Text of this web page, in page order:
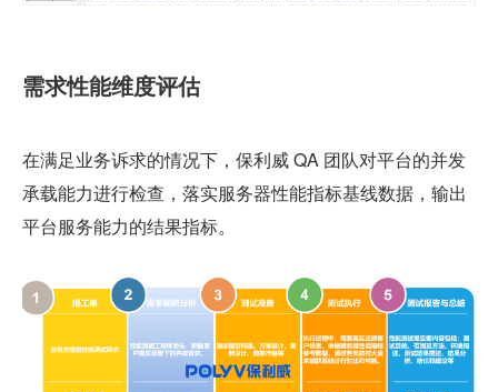
需求性能维度评估
在满足业务诉求的情况下，保利威 QA 团队对平台的并发
承载能力进行检查，落实服务器性能指标基线数据，输出
平台服务能力的结果指标。